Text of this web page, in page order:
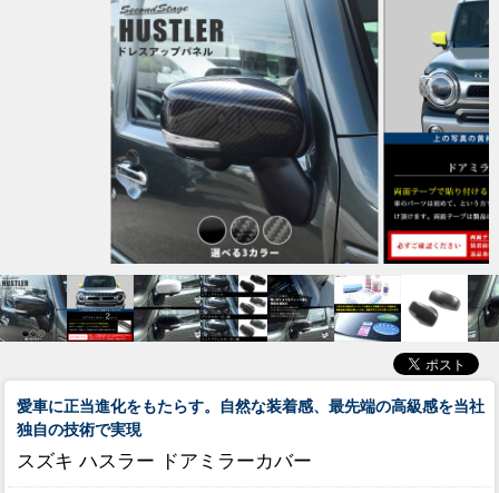
愛車に正当進化をもたらす。自然な装着感、最先端の高級感を当社
独自の技術で実現
スズキ ハスラー ドアミラーカバー